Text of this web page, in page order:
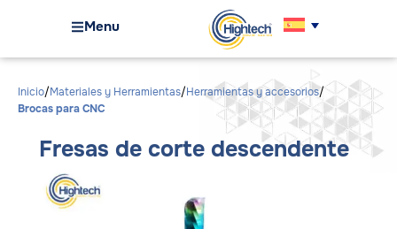
Menu
Inicio Materiales y Herramientas Herramientas y accesorios
Brocas para CNC
Fresas de corte descendente